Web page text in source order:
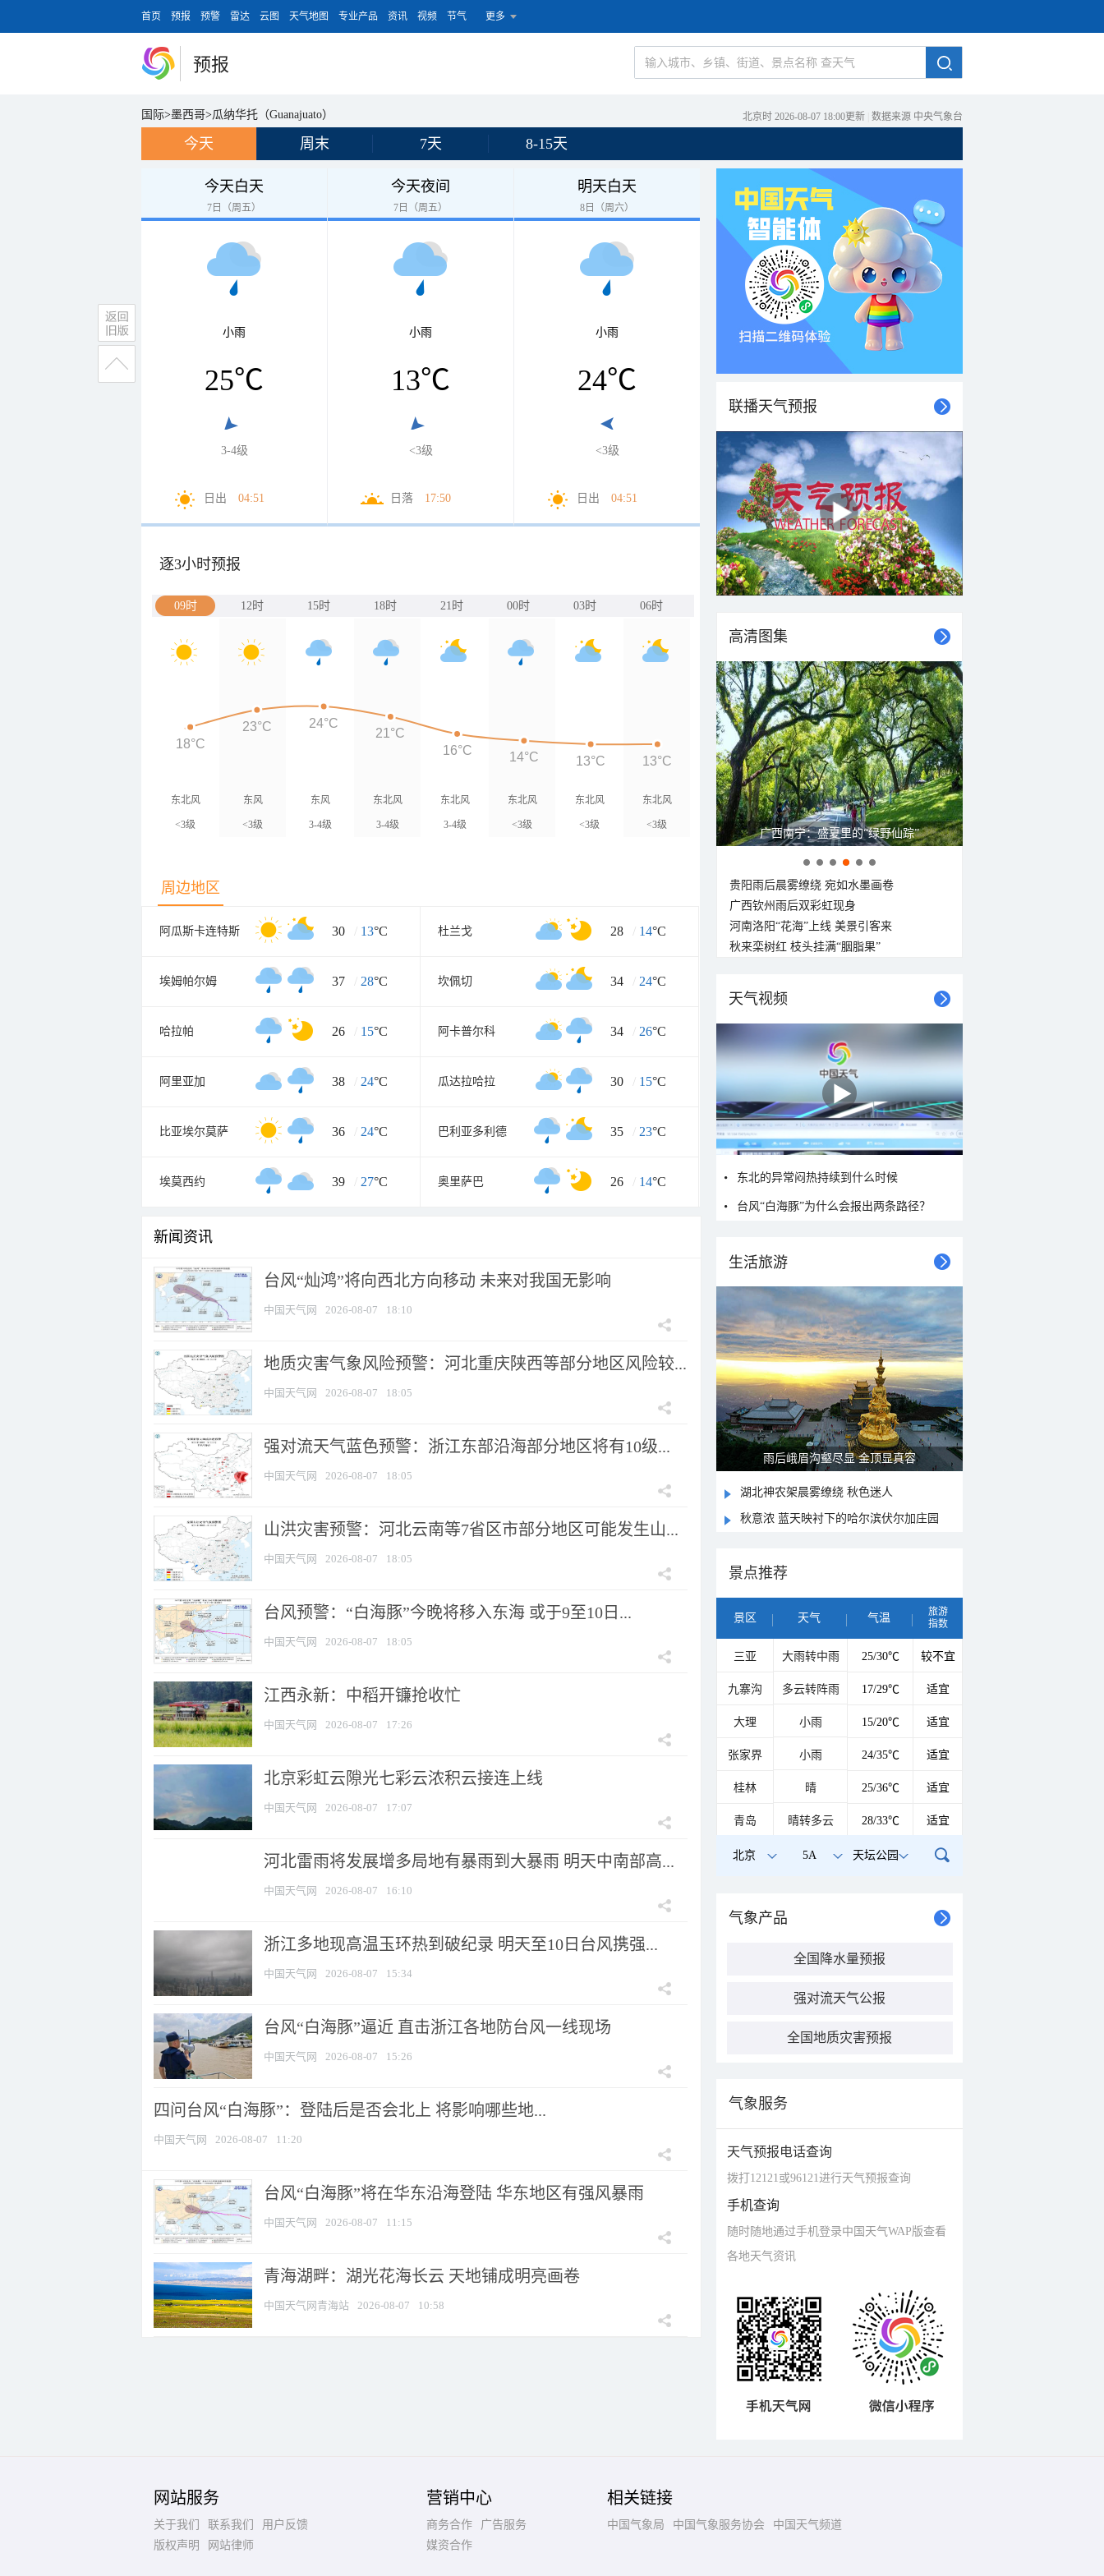
首页 预报 预警 雷达 云图 天气地图 专业产品 资讯 视频 节气 更多
预报
国际>墨西哥>瓜纳华托（Guanajuato） 北京时 2026-08-07 18:00更新 数据来源 中央气象台
今天 周末 7天 8-15天
今天白天
7日（周五）
小雨
25℃
3-4级
日出 04:51
今天夜间
7日（周五）
小雨
13℃
<3级
日落 17:50
明天白天
8日（周六）
小雨
24℃
<3级
日出 04:51
逐3小时预报
09时 12时 15时 18时 21时 00时 03时 06时
东北风
<3级
东风
<3级
东风
3-4级
东北风
3-4级
东北风
3-4级
东北风
<3级
东北风
<3级
东北风
<3级
18°C
23°C 24°C
21°C
16°C
14°C 13°C 13°C
周边地区
阿瓜斯卡连特斯 30 / 13°C 杜兰戈 28 / 14°C
埃姆帕尔姆 37 / 28°C 坎佩切 34 / 24°C
哈拉帕 26 / 15°C 阿卡普尔科 34 / 26°C
阿里亚加 38 / 24°C 瓜达拉哈拉 30 / 15°C
比亚埃尔莫萨 36 / 24°C 巴利亚多利德 35 / 23°C
埃莫西约 39 / 27°C 奥里萨巴 26 / 14°C
新闻资讯
台风“灿鸿”将向西北方向移动 未来对我国无影响
中国天气网 2026-08-07 18:10
地质灾害气象风险预警：河北重庆陕西等部分地区风险较...
中国天气网 2026-08-07 18:05
强对流天气蓝色预警：浙江东部沿海部分地区将有10级...
中国天气网 2026-08-07 18:05
山洪灾害预警：河北云南等7省区市部分地区可能发生山...
中国天气网 2026-08-07 18:05
台风预警：“白海豚”今晚将移入东海 或于9至10日...
中国天气网 2026-08-07 18:05
江西永新：中稻开镰抢收忙
中国天气网 2026-08-07 17:26
北京彩虹云隙光七彩云浓积云接连上线
中国天气网 2026-08-07 17:07
河北雷雨将发展增多局地有暴雨到大暴雨 明天中南部高...
中国天气网 2026-08-07 16:10
浙江多地现高温玉环热到破纪录 明天至10日台风携强...
中国天气网 2026-08-07 15:34
台风“白海豚”逼近 直击浙江各地防台风一线现场
中国天气网 2026-08-07 15:26
四问台风“白海豚”：登陆后是否会北上 将影响哪些地...
中国天气网 2026-08-07 11:20
台风“白海豚”将在华东沿海登陆 华东地区有强风暴雨
中国天气网 2026-08-07 11:15
青海湖畔：湖光花海长云 天地铺成明亮画卷
中国天气网青海站 2026-08-07 10:58
联播天气预报
高清图集
广西南宁：盛夏里的“绿野仙踪”
贵阳雨后晨雾缭绕 宛如水墨画卷
广西钦州雨后双彩虹现身
河南洛阳“花海”上线 美景引客来
秋来栾树红 枝头挂满“胭脂果”
天气视频
东北的异常闷热持续到什么时候
台风“白海豚”为什么会报出两条路径？
生活旅游
雨后峨眉沟壑尽显 金顶显真容
湖北神农架晨雾缭绕 秋色迷人
秋意浓 蓝天映衬下的哈尔滨伏尔加庄园
景点推荐
景区 天气 气温
旅游
指数
三亚 大雨转中雨 25/30℃ 较不宜
九寨沟 多云转阵雨 17/29℃ 适宜
大理 小雨 15/20℃ 适宜
张家界 小雨 24/35℃ 适宜
桂林 晴 25/36℃ 适宜
青岛 晴转多云 28/33℃ 适宜
北京 5A 天坛公园
气象产品
全国降水量预报
强对流天气公报
全国地质灾害预报
气象服务
天气预报电话查询
拨打12121或96121进行天气预报查询
手机查询
随时随地通过手机登录中国天气WAP版查看
各地天气资讯
网站服务
关于我们 联系我们
用户反馈
版权声明
网站律师
营销中心
商务合作
广告服务
媒资合作
相关链接
中国气象局 中国气象服务协会 中国天气频道